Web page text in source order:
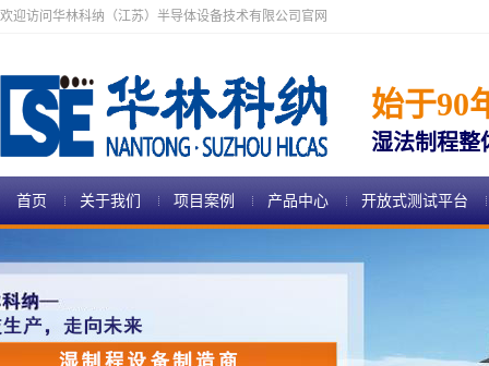
欢迎访问华林科纳（江苏）半导体设备技术有限公司官网
始于90
湿法制程整
首页 关于我们 项目案例 产品中心 开放式测试平台